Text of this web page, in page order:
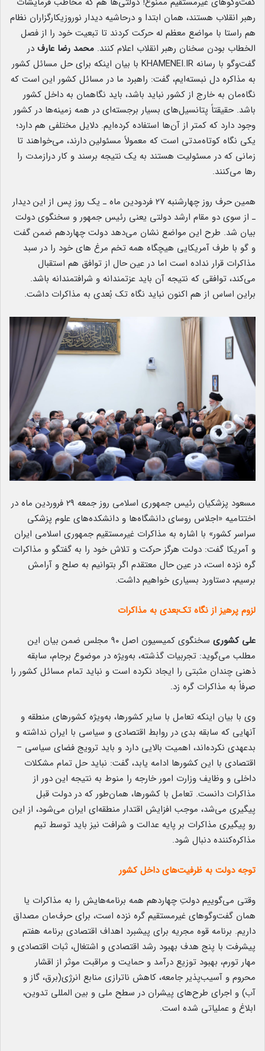
رهبر انقلاب هستند، همان ابتدا و درحاشیه دیدار نوروزیکارگزاران نظام
هم راستا با مواضع معظم له حرکت کردند تا تبعیت خود را از فصل
الخطاب بودن سخنان رهبر انقلاب اعلام کنند. محمد رضا عارف در
گفت‌وگو با رسانه KHAMENEI.IR با بیان اینکه برای حل مسائل کشور
به مذاکره دل نبسته‌ایم، گفت: راهبرد ما در مسائل کشور این است که
نگاه‌مان به خارج از کشور نباید باشد، باید نگاهمان به داخل کشور
باشد. حقیقتاً پتانسیل‌های بسیار برجسته‌ای در همه‌ زمینه‌ها در کشور
وجود دارد که کمتر از آن‌ها استفاده کرده‌ایم. دلایل مختلفی هم دارد؛
یکی نگاه کوتاه‌مدتی است که معمولاً مسئولین دارند، می‌خواهند تا
زمانی که در مسئولیت هستند به یک نتیجه برسند و کار درازمدت را
رها می‌کنند.
همین حرف روز چهارشنبه ۲۷ فردودین ماه ـ یک روز پس از این دیدار
ـ از سوی دو مقام ارشد دولتی یعنی رئیس جمهور و سخنگوی دولت
بیان شد. طرح این مواضع نشان می‌دهد دولت چهاردهم ضمن گفت
و گو با طرف آمریکایی هیچگاه همه تخم مرغ های خود را در سبد
مذاکرات قرار نداده است اما در عین حال از توافق هم استقبال
می‌کند، توافقی که نتیجه آن باید عزتمندانه و شرافتمندانه باشد.
براین اساس از هم اکنون نباید نگاه تک بُعدی به مذاکرات داشت.
مسعود پزشکیان رئیس جمهوری اسلامی روز جمعه ۲۹ فروردین ماه در
اختتامیه «اجلاس روسای دانشگاه‌ها و دانشکده‌های علوم پزشکی
سراسر کشور» با اشاره به مذاکرات غیرمستقیم جمهوری اسلامی ایران
و آمریکا گفت: دولت هرگز حرکت و تلاش خود را به گفتگو و مذاکرات
گره نزده است، در عین حال معتقدم اگر بتوانیم به صلح و آرامش
برسیم، دستاورد بسیاری خواهیم داشت.
لزوم پرهیز از نگاه تک‌بعدی به مذاکرات
علی کشوری
سخنگوی کمیسیون اصل ۹۰ مجلس ضمن بیان این
مطلب می‌گوید: تجربیات گذشته، به‌ویژه در موضوع برجام، سابقه
ذهنی چندان مثبتی را ایجاد نکرده است و نباید تمام مسائل کشور را
صرفاً به مذاکرات گره زد.
وی با بیان اینکه تعامل با سایر کشورها، به‌ویژه کشورهای منطقه و
آنهایی که سابقه بدی در روابط اقتصادی و سیاسی با ایران نداشته و
بدعهدی نکرده‌اند، اهمیت بالایی دارد و باید ترویج فضای سیاسی –
اقتصادی با این کشورها ادامه یابد، گفت: نباید حل تمام مشکلات
داخلی و وظایف وزارت امور خارجه را منوط به نتیجه این دور از
مذاکرات دانست. تعامل با کشورها، همان‌طور که در دولت قبل
پیگیری می‌شد، موجب افزایش اقتدار منطقه‌ای ایران می‌شود، از این
رو پیگیری مذاکرات بر پایه عدالت و شرافت نیز باید توسط تیم
مذاکره‌کننده دنبال شود.
توجه دولت به ظرفیت‌های داخل کشور
وقتی می‌گوییم دولتِ چهاردهم همه برنامه‌هایش را به مذاکرات یا
همان گفت‌وگوهای غیرمستقیم گره نزده است، برای حرف‌مان مصداق
داریم. برنامه قوه مجریه برای پیشبرد اهداف اقتصادی برنامه هفتم
پیشرفت با پنج هدف بهبود رشد اقتصادی و اشتغال، ثبات اقتصادی و
مهار تورم، بهبود توزیع درآمد و حمایت و مراقبت موثر از اقشار
محروم و آسیب‌پذیر جامعه، کاهش ناترازی منابع انرژی(برق، گاز و
آب) و اجرای طرح‌های پیشران در سطح ملی و بین المللی تدوین،
ابلاغ و عملیاتی شده است.